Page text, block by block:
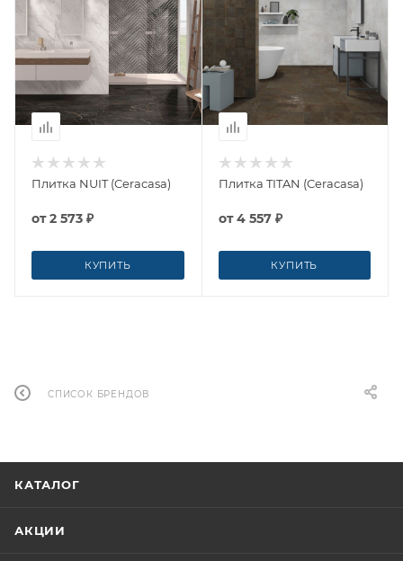
Плитка NUIT (Ceracasa)
от2 573 ₽
КУПИТЬ
Плитка TITAN (Ceracasa)
от4 557 ₽
КУПИТЬ
СПИСОК БРЕНДОВ
КАТАЛОГ
АКЦИИ